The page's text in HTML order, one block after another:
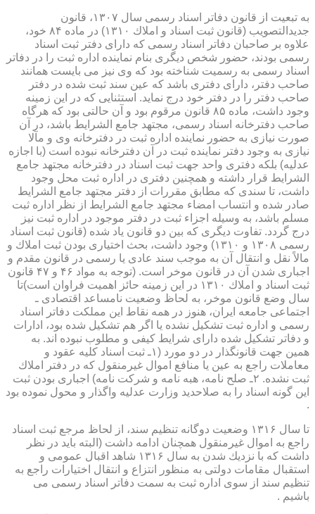
به تبعیت از قانون دفاتر اسناد رسمی سال ۱۳۰۷، قانون
جدیدالتصویب (قانون ثبت اسناد و املاك ۱۳۱۰) در ماده ۸۴ خود،
علاوه بر صاحبان دفاتر اسناد رسمی كه دارای دفتر ثبت اسناد
رسمی بودند، حضور شخص دیگری بنام نماینده اداره ثبت را در دفاتر
اسناد رسمی به رسمیت شناخته بود كه وی نیز می بایست همانند
صاحب دفتر، دارای دفتری باشد كه عین سند ثبت شده در دفتر
صاحب دفتر را در دفتر خود درج نماید. استثنایی كه در این زمینه
وجود داشت، ماده ۸۵ قانون مرقوم بود و آن حالتی بود كه هرگاه
صاحب دفترخانه اسناد رسمی، مجتهد جامع الشرایط باشد، در آن
صورت نیازی به حضور نماینده اداره ثبت در دفترخانه وی و مآلا
نیازی به وجود دفتر نماینده ثبت در آن دفترخانه نبوده است (با اجازه
عدلیه) بلكه دفتری واحد جهت ثبت اسناد در دفترخانه مجتهد جامع
الشرایط قرار داشته و همچنین دفتری در اداره ثبت محل وجود
داشت، تا سندی كه مطابق مقررات از دفتر مجتهد جامع الشرایط
صادر شده و انتساب امضاء مجتهد جامع الشرایط از نظر اداره ثبت
مسلم باشد، به وسیله اجزاء ثبت در دفتر موجود در اداره ثبت نیز
درج گردد. تفاوت دیگری كه بین دو قانون یاد شده (قانون ثبت اسناد
رسمی ۱۳۰۸ و ۱۳۱۰) وجود داشت، بحث اختیاری بودن ثبت املاك و
مالاً نقل و انتقال آن به موجب سند عادی یا رسمی در قانون مقدم و
اجباری شدن آن در قانون موخر است. (توجه به مواد ۴۶ و ۴۷ قانون
ثبت اسناد و املاك ۱۳۱۰ در این زمینه حائز اهمیت فراوان است)تا
سال وضع قانون موخر، به لحاظ وضعیت نامساعد اقتصادی ـ
اجتماعی جامعه ایران، هنوز در همه نقاط این مملكت دفاتر اسناد
رسمی و اداره ثبت تشكیل نشده یا اگر هم تشكیل شده بود، ادارات
و دفاتر تشكیل شده دارای شرایط كیفی و مطلوب نبوده اند. به
همین جهت قانونگذار در دو مورد (۱ـ ثبت اسناد كلیه عقود و
معاملات راجع به عین یا منافع اموال غیرمنقول كه در دفتر املاك
ثبت نشده. ۲ـ صلح نامه، هبه نامه و شركت نامه) اجباری بودن ثبت
این گونه اسناد را به صلاحدید وزارت عدلیه واگذار و محول نموده بود
.
تا سال ۱۳۱۶ وضعیت دوگانه تنظیم سند، از لحاظ مرجع ثبت اسناد
راجع به اموال غیرمنقول همچنان ادامه داشت (البته باید در نظر
داشت كه با نزدیك شدن به سال ۱۳۱۶ شاهد اقبال عمومی و
استقبال مقامات دولتی به منظور انتزاع و انتقال اختیارات راجع به
تنظیم سند از سوی اداره ثبت به سمت دفاتر اسناد رسمی می
باشیم .